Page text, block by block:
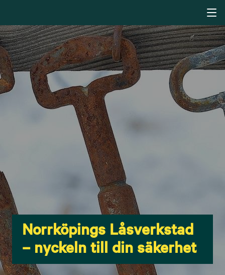
Norrköpings Låsverkstad
– nyckeln till din säkerhet